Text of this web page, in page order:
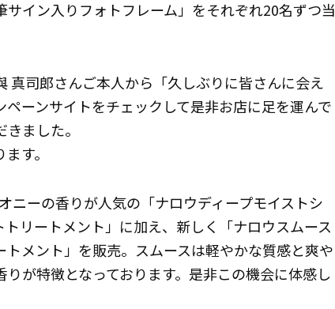
イン入りフォトフレーム」をそれぞれ20名ずつ当
真司郎さんご本人から「久しぶりに皆さんに会え
ーンサイトをチェックして是非お店に足を運んで
ました。
す。
ニーの香りが人気の「ナロウディープモイストシ
リートメント」に加え、新しく「ナロウスムース
メント」を販売。スムースは軽やかな質感と爽や
が特徴となっております。是非この機会に体感し